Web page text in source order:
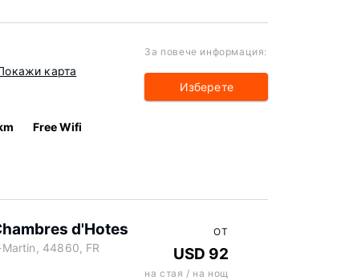
карта
Free Wifi
За повече информация:
Изберете
d'Hotes
44860, FR
ОТ
USD 92
на стая / на нощ